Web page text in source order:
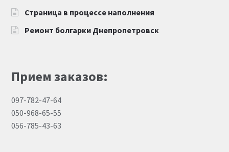
Страница в процессе наполнения
Ремонт болгарки Днепропетровск
Прием заказов:
097-782-47-64
050-968-65-55
056-785-43-63